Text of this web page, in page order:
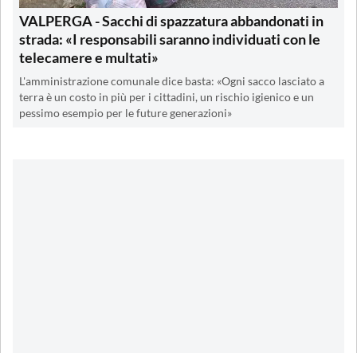
VALPERGA - Sacchi di spazzatura abbandonati in
strada: «I responsabili saranno individuati con le
telecamere e multati»
L'amministrazione comunale dice basta: «Ogni sacco lasciato a
terra è un costo in più per i cittadini, un rischio igienico e un
pessimo esempio per le future generazioni»